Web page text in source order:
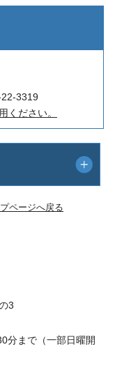
3319
ください。
プページへ戻る
3
分まで（一部日曜開